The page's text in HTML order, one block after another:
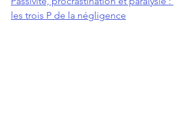
les trois P de la négligence